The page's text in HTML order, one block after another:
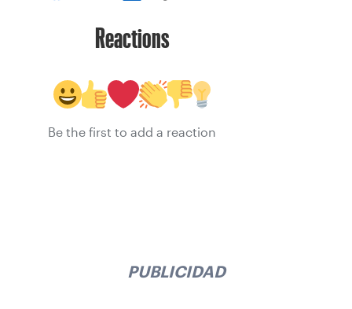
Reactions
Be the first to add a reaction
PUBLICIDAD